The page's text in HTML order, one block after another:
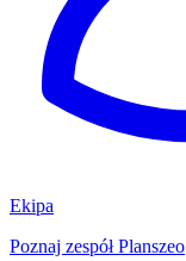
Ekipa
Poznaj zespół Planszeo